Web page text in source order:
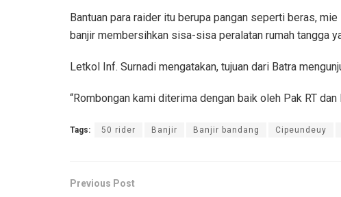
Bantuan para raider itu berupa pangan seperti beras,
banjir membersihkan sisa-sisa peralatan rumah tangga
Letkol Inf. Surnadi mengatakan, tujuan dari Batra
“Rombongan kami diterima dengan baik oleh Pak RT
Tags: 50 rider Banjir Banjir bandang Cipeundeuy
Previous Post